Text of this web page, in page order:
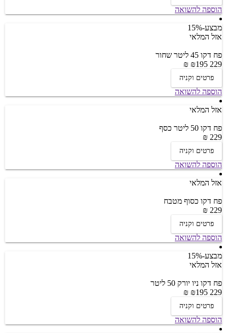
הוספה להשואה
מבצע-15%
אזל המלאי
פח דקו 45 ליטר שחור
229 ₪
195 ₪
פרטים וקניה
הוספה להשואה
אזל המלאי
פח דקו 50 ליטר כסף
229 ₪
פרטים וקניה
הוספה להשואה
אזל המלאי
פח דקו כסוף מטבח
229 ₪
פרטים וקניה
הוספה להשואה
מבצע-15%
אזל המלאי
פח דקו ניו יורק 50 ליטר
229 ₪
195 ₪
פרטים וקניה
הוספה להשואה